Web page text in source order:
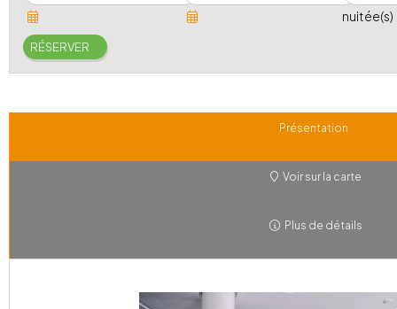
nuitée(s)
Présentation
Voir sur la carte
Plus de détails